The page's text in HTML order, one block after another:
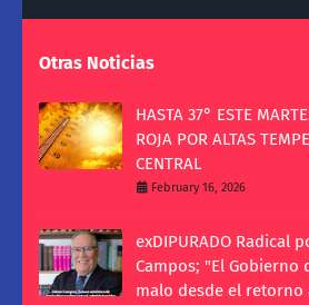
Otras Noticias
HASTA 37° ESTE
ROJA POR ALTAS
CENTRAL
February 16, 2026
exDIPURADO Radical
Campos; "El Gobierno
malo desde el retorno